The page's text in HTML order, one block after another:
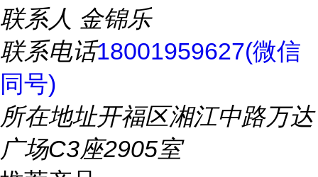
联系人 金锦乐
联系电话18001959627(微信
同号)
所在地址开福区湘江中路万达
广场C3座2905室